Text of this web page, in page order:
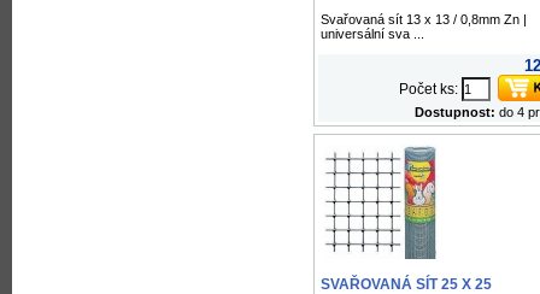
Svařovaná sít 13 x 13 / 0,8mm Zn |
universální sva ...
Počet ks:
Dostupnost: do 4
SVAŘOVANÁ SÍT 25 X 25